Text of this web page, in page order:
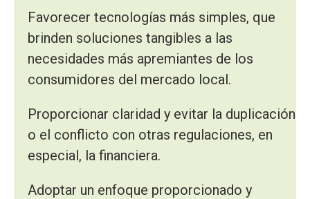
Favorecer tecnologías más simples, que
brinden soluciones tangibles a las
necesidades más apremiantes de los
consumidores del mercado local.
Proporcionar claridad y evitar la duplicación
o el conflicto con otras regulaciones, en
especial, la financiera.
Adoptar un enfoque proporcionado y